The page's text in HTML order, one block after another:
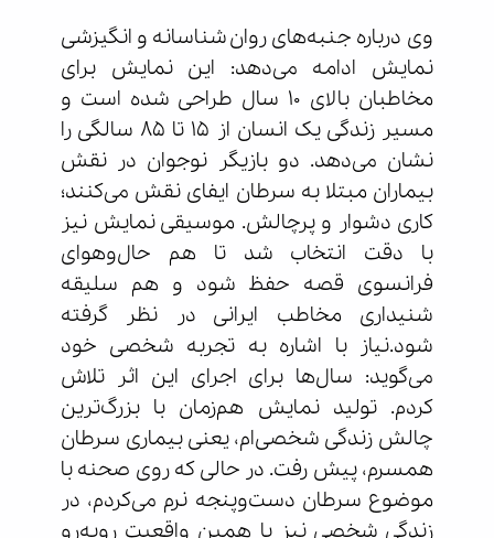
وی درباره جنبه‌های روان‌شناسانه و انگیزشی
نمایش ادامه می‌دهد: این نمایش برای
مخاطبان بالای ۱۰ سال طراحی شده است و
مسیر زندگی یک انسان از ۱۵ تا ۸۵ سالگی را
نشان می‌دهد. دو بازیگر نوجوان در نقش
بیماران مبتلا به سرطان ایفای نقش می‌کنند؛
کاری دشوار و پرچالش. موسیقی نمایش نیز
با دقت انتخاب شد تا هم حال‌وهوای
فرانسوی قصه حفظ شود و هم سلیقه
شنیداری مخاطب ایرانی در نظر گرفته
شود.نیاز با اشاره به تجربه شخصی خود
می‌گوید: سال‌ها برای اجرای این اثر تلاش
کردم. تولید نمایش هم‌زمان با بزرگ‌ترین
چالش زندگی شخصی‌ام، یعنی بیماری سرطان
همسرم، پیش رفت. در حالی که روی صحنه با
موضوع سرطان دست‌وپنجه نرم می‌کردم، در
زندگی شخصی نیز با همین واقعیت روبه‌رو